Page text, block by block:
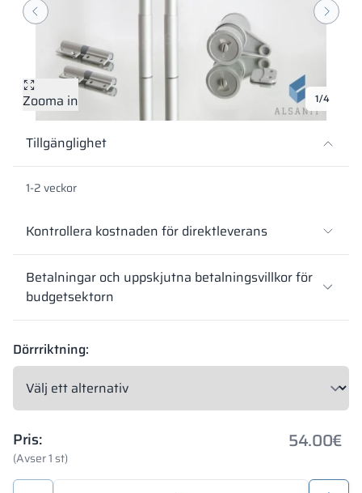
metallskåp
Bänkar och
Rumsavdelare
Lamele
Altus
L-formade skåp
1/4
Zooma in
Tillgänglighet
1-2 veckor
Kontrollera kostnaden för direktleverans
Betalningar och uppskjutna betalningsvillkor för
budgetsektorn
Dörrriktning:
Pris:
(Avser 1 st)
54.00€
Komplett